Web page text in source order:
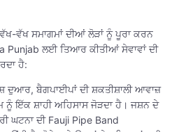
ਵੱਖ ਸਮਾਗਮਾਂ ਦੀਆਂ ਲੋੜਾਂ ਨੂੰ ਪੂਰਾ ਕਰਨ
Punjab ਲਈ ਤਿਆਰ ਕੀਤੀਆਂ ਸੇਵਾਵਾਂ ਦੀ
ਹੈ:
ਦੁਆਰ, ਬੈਗਪਾਈਪਾਂ ਦੀ ਸ਼ਕਤੀਸ਼ਾਲੀ ਆਵਾਜ਼
ਨੂੰ ਇੱਕ ਸ਼ਾਹੀ ਅਹਿਸਾਸ ਜੋੜਦਾ ਹੈ। ਜਸ਼ਨ ਦੇ
ਘਟਨਾ ਦੀ Fauji Pipe Band